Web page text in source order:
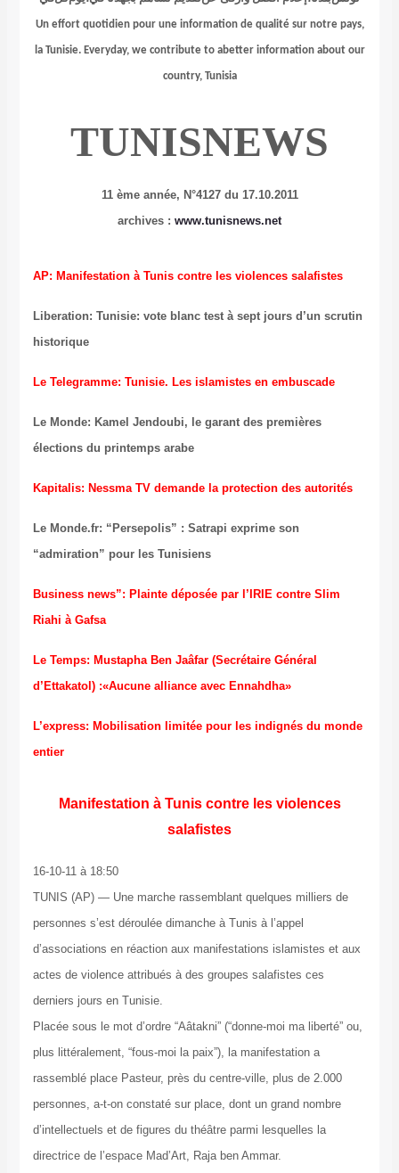
Un effort quotidien pour une information de qualité sur notre pays,
la Tunisie. Everyday, we contribute to abetter information about our
country, Tunisia
TUNISNEWS
11 ème année, N°4127 du 17.10.2011
archives : www.tunisnews.net
AP: Manifestation à Tunis contre les violences salafistes
Liberation: Tunisie: vote blanc test à sept jours d’un scrutin
historique
Le Telegramme: Tunisie. Les islamistes en embuscade
Le Monde: Kamel Jendoubi, le garant des premières
élections du printemps arabe
Kapitalis: Nessma TV demande la protection des autorités
Le Monde.fr: “Persepolis” : Satrapi exprime son
“admiration” pour les Tunisiens
Business news”: Plainte déposée par l’IRIE contre Slim
Riahi à Gafsa
Le Temps: Mustapha Ben Jaâfar (Secrétaire Général
d’Ettakatol) :«Aucune alliance avec Ennahdha»
L’express: Mobilisation limitée pour les indignés du monde
entier
Manifestation à Tunis contre les violences
salafistes
16-10-11 à 18:50
TUNIS (AP) — Une marche rassemblant quelques milliers de
personnes s’est déroulée dimanche à Tunis à l’appel
d’associations en réaction aux manifestations islamistes et aux
actes de violence attribués à des groupes salafistes ces
derniers jours en Tunisie.
Placée sous le mot d’ordre “Aâtakni” (“donne-moi ma liberté” ou,
plus littéralement, “fous-moi la paix”), la manifestation a
rassemblé place Pasteur, près du centre-ville, plus de 2.000
personnes, a-t-on constaté sur place, dont un grand nombre
d’intellectuels et de figures du théâtre parmi lesquelles la
directrice de l’espace Mad’Art, Raja ben Ammar.